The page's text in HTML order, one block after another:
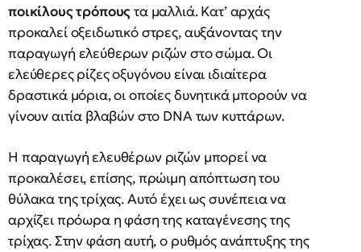
ποικίλους τρόπουςτα μαλλιά. Κατ’ αρχάς
προκαλεί οξειδωτικό στρες, αυξάνοντας την
παραγωγή ελεύθερων ριζών στο σώμα. Οι
ελεύθερες ρίζες οξυγόνου είναι ιδιαίτερα
δραστικά μόρια, οι οποίες δυνητικά μπορούν να
γίνουν αιτία βλαβών στο DNA των κυττάρων.
Η παραγωγή ελευθέρων ριζών μπορεί να
προκαλέσει, επίσης, πρώιμη απόπτωση του
θύλακα της τρίχας. Αυτό έχει ως συνέπεια να
αρχίζει πρόωρα η φάση της καταγένεσης της
τρίχας. Στην φάση αυτή, ο ρυθμός ανάπτυξης της